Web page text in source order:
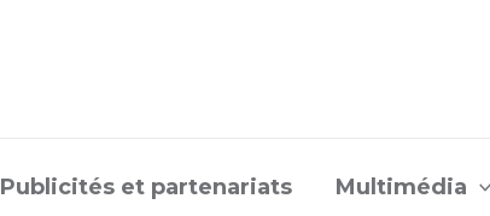
Publicités et partenariats Multimédia